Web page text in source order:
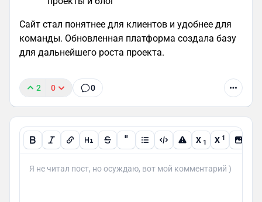
Сайт стал понятнее для клиентов и удобнее для
команды. Обновленная платформа создала базу
для дальнейшего роста проекта.
2 0 0
" X 1 X 1